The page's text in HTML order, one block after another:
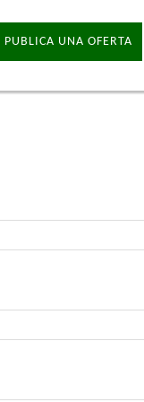
PUBLICA UNA OFERTA